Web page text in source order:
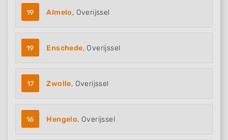
19 Almelo, Overijssel
19 Enschede, Overijssel
17 Zwolle, Overijssel
16 Hengelo, Overijssel